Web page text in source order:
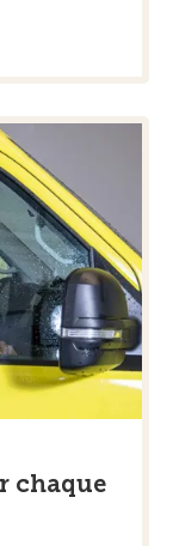
chaque